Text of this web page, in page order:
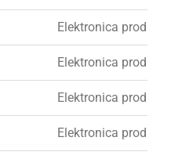
Elektronica
Elektronica
Elektronica
Elektronica